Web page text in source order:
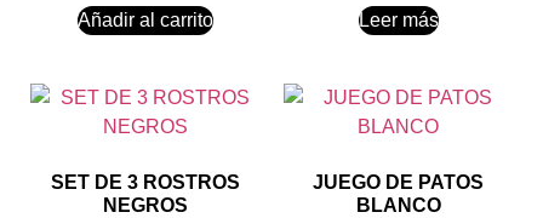
Añadir al carrito Leer más
SET DE 3 ROSTROS
NEGROS
JUEGO DE PATOS
BLANCO